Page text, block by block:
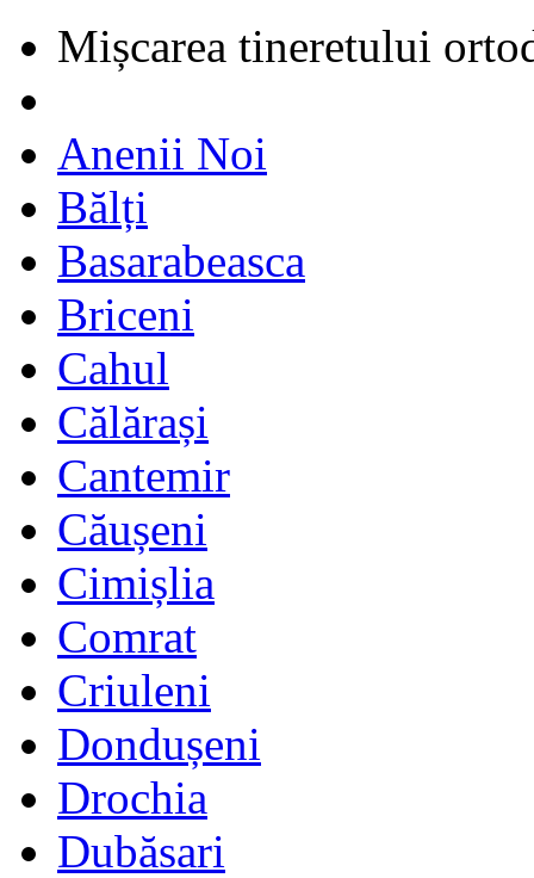
Mișcarea tineretului
Anenii Noi
Bălți
Basarabeasca
Briceni
Cahul
Călărași
Cantemir
Căușeni
Cimișlia
Comrat
Criuleni
Dondușeni
Drochia
Dubăsari